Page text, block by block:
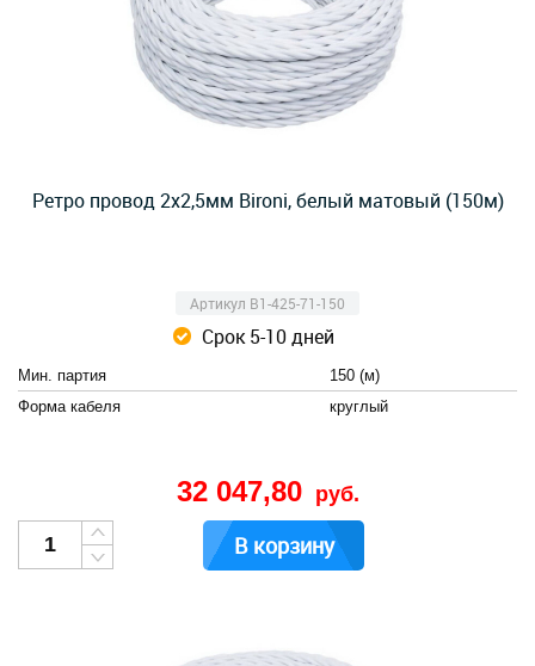
Ретро провод 2х2,5мм Bironi, белый матовый (150м)
Артикул B1-425-71-150
Срок 5-10 дней
Мин. партия
150 (м)
Форма кабеля
круглый
32 047,80 руб.
В корзину